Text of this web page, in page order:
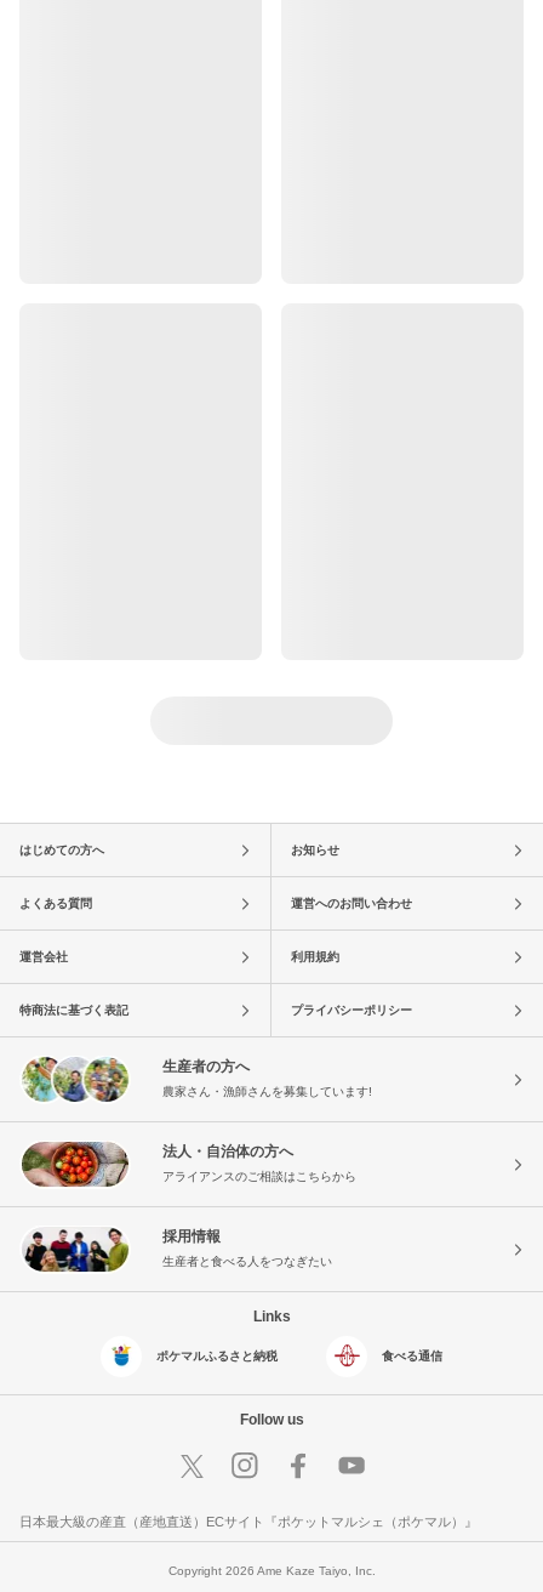
はじめての方へ お知らせ
よくある質問 運営へのお問い合わせ
運営会社 利用規約
特商法に基づく表記 プライバシーポリシー
生産者の方へ
農家さん・漁師さんを募集しています!
法人・自治体の方へ
アライアンスのご相談はこちらから
採用情報
生産者と食べる人をつなぎたい
Links
ポケマルふるさと納税 食べる通信
Follow us
日本最大級の産直（産地直送）ECサイト『ポケットマルシェ（ポケマル）』
Copyright 2026 Ame Kaze Taiyo, Inc.